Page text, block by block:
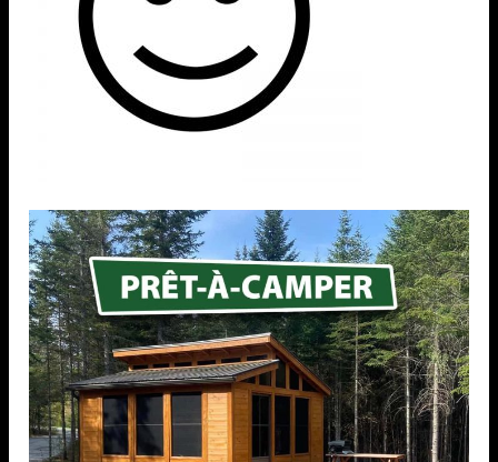
Nulla vitae elit libero, a pharetra augue. Nulla
vitae elit libero, a pharetra augue. Nulla vitae elit
libero, a pharetra augue. Donec sed odio dui.
Etiam porta sem malesuada.